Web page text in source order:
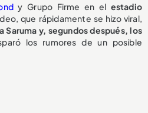
y Grupo Firme en el estadio
que rápidamente se hizo viral,
Saruma y, segundos después, los
los rumores de un posible